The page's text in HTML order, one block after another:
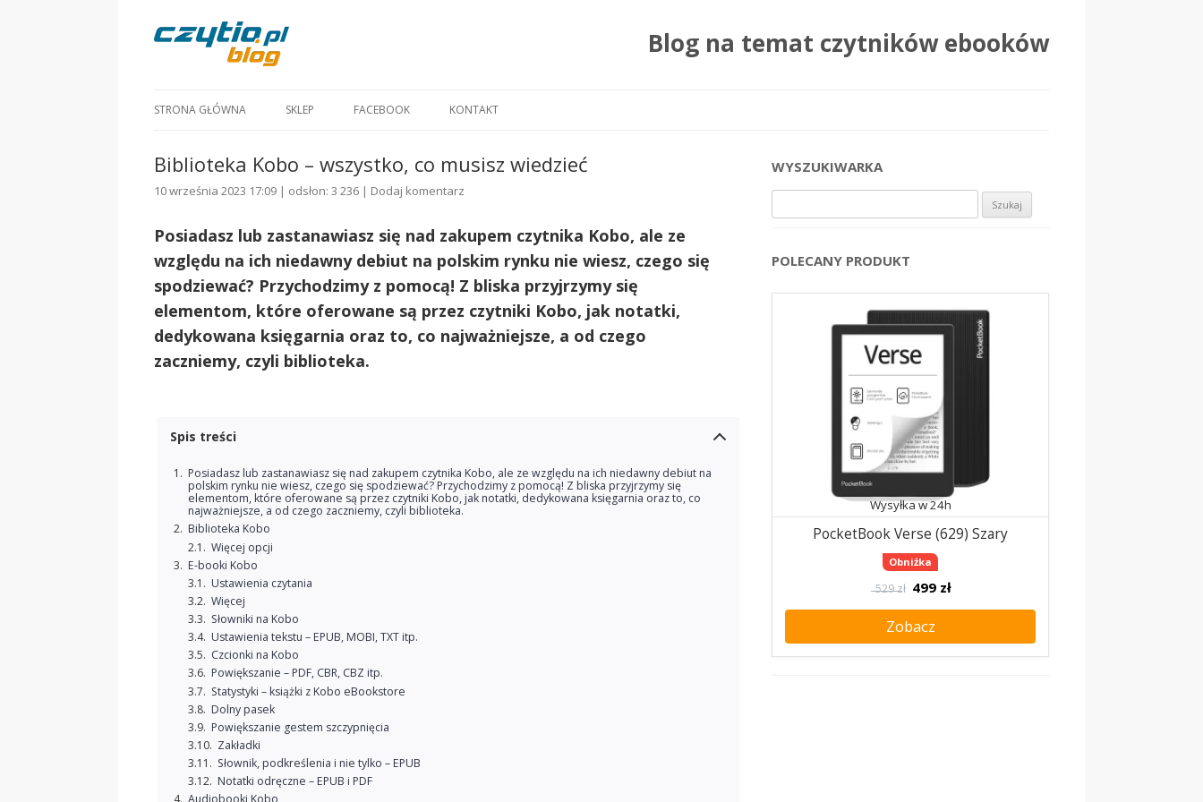
Blog na temat czytników ebooków
STRONA GŁÓWNA SKLEP FACEBOOK KONTAKT
Biblioteka Kobo – wszystko, co musisz wiedzieć
10 września 2023 17:09 | odsłon: 3 236 | Dodaj komentarz
Posiadasz lub zastanawiasz się nad zakupem czytnika Kobo, ale ze
względu na ich niedawny debiut na polskim rynku nie wiesz, czego się
spodziewać? Przychodzimy z pomocą! Z bliska przyjrzymy się
elementom, które oferowane są przez czytniki Kobo, jak notatki,
dedykowana księgarnia oraz to, co najważniejsze, a od czego
zaczniemy, czyli biblioteka.
Spis treści
Posiadasz lub zastanawiasz się nad zakupem czytnika Kobo, ale ze względu na ich niedawny debiut na
polskim rynku nie wiesz, czego się spodziewać? Przychodzimy z pomocą! Z bliska przyjrzymy się
elementom, które oferowane są przez czytniki Kobo, jak notatki, dedykowana księgarnia oraz to, co
najważniejsze, a od czego zaczniemy, czyli biblioteka.
Biblioteka Kobo
Więcej opcji
E-booki Kobo
Ustawienia czytania
Więcej
Słowniki na Kobo
Ustawienia tekstu – EPUB, MOBI, TXT itp.
Czcionki na Kobo
Powiększanie – PDF, CBR, CBZ itp.
Statystyki – książki z Kobo eBookstore
Dolny pasek
Powiększanie gestem szczypnięcia
Zakładki
Słownik, podkreślenia i nie tylko – EPUB
Notatki odręczne – EPUB i PDF
WYSZUKIWARKA
POLECANY PRODUKT
Wysyłka w 24h
PocketBook Verse (629) Szary
Obniżka
529 zł 499 zł
Zobacz